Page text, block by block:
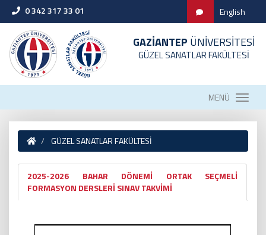
0 342 317 33 01 English
GAZİANTEP ÜNİVERSİTESİ
GÜZEL SANATLAR FAKÜLTESİ
MENÜ
GÜZEL SANATLAR FAKÜLTESİ
2025-2026 BAHAR DÖNEMİ ORTAK SEÇMELİ
FORMASYON DERSLERİ SINAV TAKVİMİ